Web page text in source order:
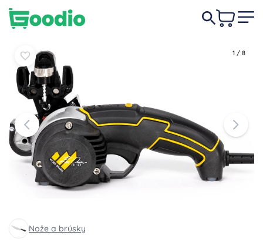
1 / 8
Nože a brúsky
209,00 € Do košíka